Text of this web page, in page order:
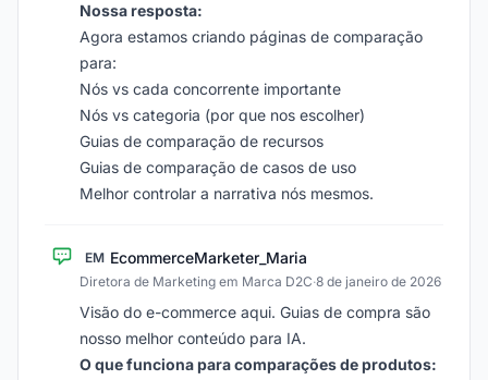
Nossa resposta:
Agora estamos criando páginas de comparação
para:
Nós vs cada concorrente importante
Nós vs categoria (por que nos escolher)
Guias de comparação de recursos
Guias de comparação de casos de uso
Melhor controlar a narrativa nós mesmos.
EM EcommerceMarketer_Maria
Diretora de Marketing em Marca D2C·8 de janeiro de 2026
Visão do e-commerce aqui. Guias de compra são
nosso melhor conteúdo para IA.
O que funciona para comparações de produtos: